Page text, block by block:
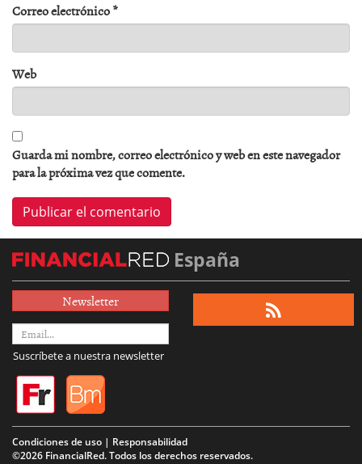
Correo electrónico*
Web
Guarda mi nombre, correo electrónico y web en este navegador
para la próxima vez que comente.
España
Newsletter
Suscríbete a nuestra newsletter
Condiciones de uso | Responsabilidad
©2026 FinancialRed. Todos los derechos reservados.